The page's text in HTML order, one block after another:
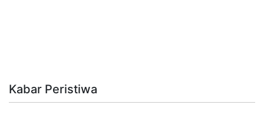
Kabar Peristiwa